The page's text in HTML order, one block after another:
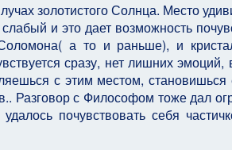
золотистого Солнца. Место
и это дает возможность
а то и раньше), и
сразу, нет лишних эмоций,
с этим местом,
Разговор с Философом тоже дал
почувствовать себя